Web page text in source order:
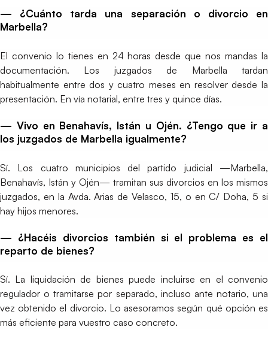
— ¿Cuánto tarda una separación o divorcio en
Marbella?
El convenio lo tienes en 24 horas desde que nos mandas la
documentación. Los juzgados de Marbella tardan
habitualmente entre dos y cuatro meses en resolver desde la
presentación. En vía notarial, entre tres y quince días.
— Vivo en Benahavís, Istán u Ojén. ¿Tengo que ir a
los juzgados de Marbella igualmente?
Sí. Los cuatro municipios del partido judicial —Marbella,
Benahavís, Istán y Ojén— tramitan sus divorcios en los mismos
juzgados, en la Avda. Arias de Velasco, 15, o en C/ Doha, 5 si
hay hijos menores.
— ¿Hacéis divorcios también si el problema es el
reparto de bienes?
Sí. La liquidación de bienes puede incluirse en el convenio
regulador o tramitarse por separado, incluso ante notario, una
vez obtenido el divorcio. Lo asesoramos según qué opción es
más eficiente para vuestro caso concreto.